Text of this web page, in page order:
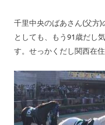
千里中央のばあさん(父方
としても、もう91歳だし
す。せっかくだし関西在